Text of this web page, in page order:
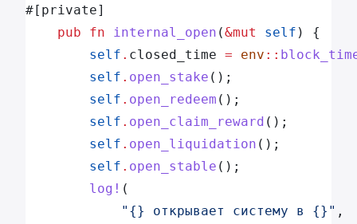
#[private]
    pub
fn internal_open (&mut self ) {
        self
. closed_time = env ::
        self
. open_stake ();
        self
. open_redeem ();
        self
. open_claim_reward ();
        self
. open_liquidation ();
        self
. open_stable ();
        log!
(
            "{} открывает систему в {}"
,